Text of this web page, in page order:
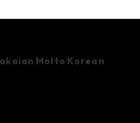
Molto Korean